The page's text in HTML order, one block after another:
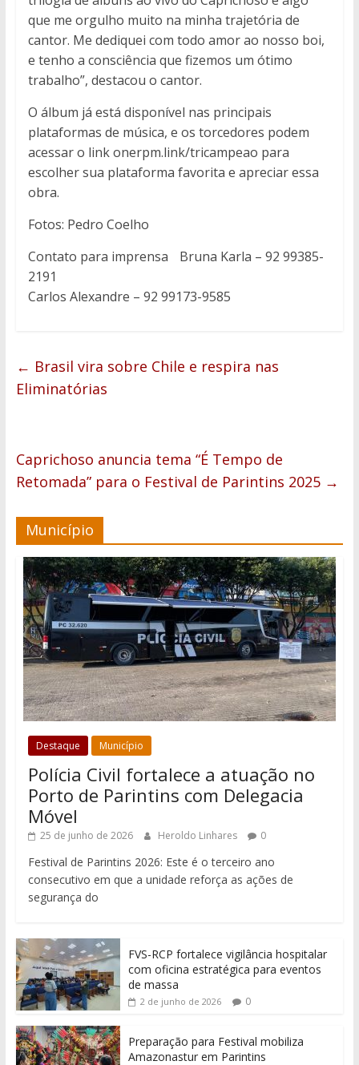
que me orgulho muito na minha trajetória de
cantor. Me dediquei com todo amor ao nosso boi,
e tenho a consciência que fizemos um ótimo
trabalho”, destacou o cantor.
O álbum já está disponível nas principais
plataformas de música, e os torcedores podem
acessar o link onerpm.link/tricampeao para
escolher sua plataforma favorita e apreciar essa
obra.
Fotos: Pedro Coelho
Contato para imprensa Bruna Karla – 92 99385-
2191
Carlos Alexandre – 92 99173-9585
← Brasil vira sobre Chile e respira nas
Eliminatórias
Caprichoso anuncia tema “É Tempo de
Retomada” para o Festival de Parintins 2025 →
Município
Destaque Município
Polícia Civil fortalece a atuação no
Porto de Parintins com Delegacia
Móvel
25 de junho de 2026 Heroldo Linhares 0
Festival de Parintins 2026: Este é o terceiro ano
consecutivo em que a unidade reforça as ações de
segurança do
FVS-RCP fortalece vigilância hospitalar
com oficina estratégica para eventos
de massa
2 de junho de 2026 0
Preparação para Festival mobiliza
Amazonastur em Parintins